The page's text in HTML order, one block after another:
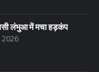
लंभुआ में मचा हड़कंप
2026